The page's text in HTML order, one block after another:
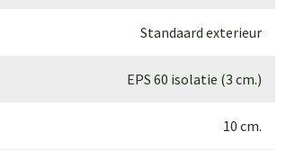
Standaard exterieur
EPS 60 isolatie (3 cm.)
10 cm.